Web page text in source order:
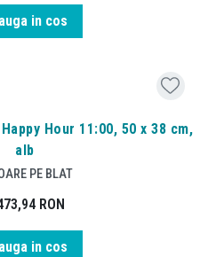
in cos
Hour 11:00, 50 x 38 cm,
alb
PE BLAT
RON
in cos